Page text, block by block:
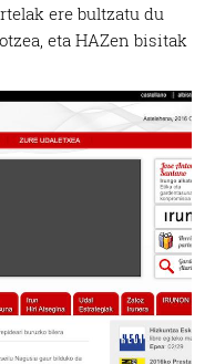
ere bultzatu du
eta HAZen bisitak